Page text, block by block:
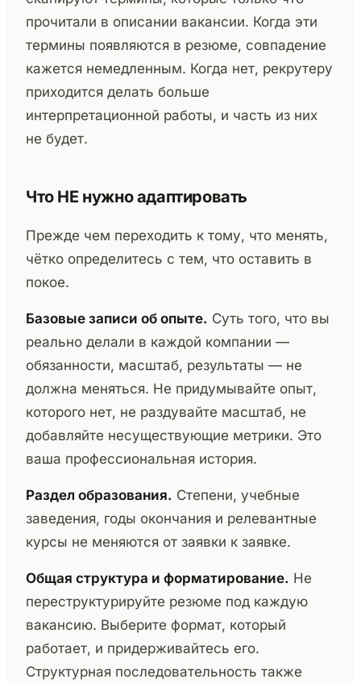
прочитали в описании вакансии. Когда эти
термины появляются в резюме, совпадение
кажется немедленным. Когда нет, рекрутеру
приходится делать больше
интерпретационной работы, и часть из них
не будет.
Что НЕ нужно адаптировать
Прежде чем переходить к тому, что менять,
чётко определитесь с тем, что оставить в
покое.
Базовые записи об опыте. Суть того, что вы
реально делали в каждой компании —
обязанности, масштаб, результаты — не
должна меняться. Не придумывайте опыт,
которого нет, не раздувайте масштаб, не
добавляйте несуществующие метрики. Это
ваша профессиональная история.
Раздел образования. Степени, учебные
заведения, годы окончания и релевантные
курсы не меняются от заявки к заявке.
Общая структура и форматирование. Не
переструктурируйте резюме под каждую
вакансию. Выберите формат, который
работает, и придерживайтесь его.
Структурная последовательность также